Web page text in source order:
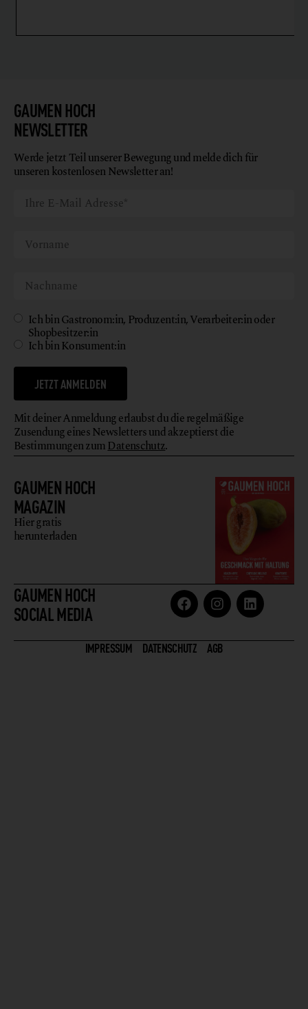
GAUMEN HOCH
MAGAZIN
Hier gratis
herunterladen
GAUMEN HOCH
SOCIAL MEDIA
GAUMEN HOCH
NEWSLETTER
Werde jetzt Teil unserer Bewegung und melde dich für
unseren kostenlosen Newsletter an!
Ich bin Gastronom:in, Produzent:in, Verarbeiter:in oder
Shopbesitzer:in
Ich bin Konsument:in
JETZT ANMELDEN
Mit deiner Anmeldung erlaubst du die regelmäßige
Zusendung eines Newsletters und akzeptierst die
Bestimmungen zumDatenschutz.
IMPRESSUM DATENSCHUTZ AGB